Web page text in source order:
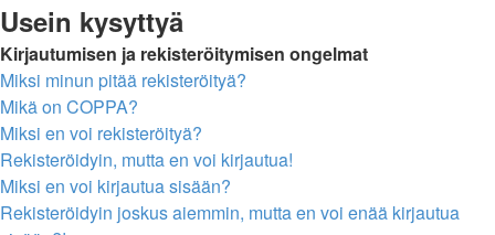
Usein kysyttyä
Kirjautumisen ja rekisteröitymisen ongelmat
Miksi minun pitää rekisteröityä?
Mikä on COPPA?
Miksi en voi rekisteröityä?
Rekisteröidyin, mutta en voi kirjautua!
Miksi en voi kirjautua sisään?
Rekisteröidyin joskus aiemmin, mutta en voi enää kirjautua